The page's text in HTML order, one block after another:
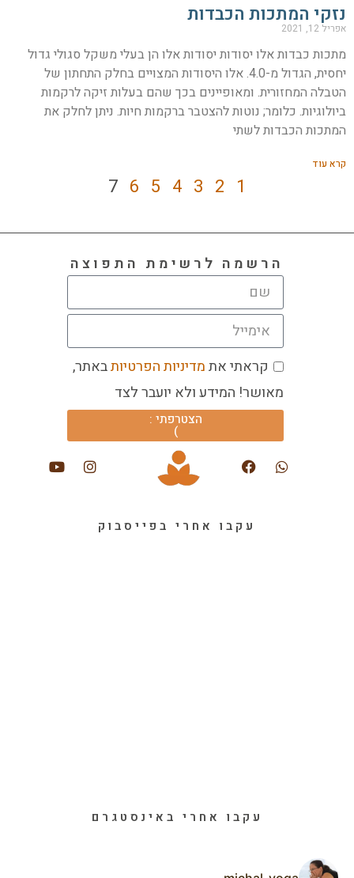
נזקי המתכות הכבדות
אפריל 12, 2021
מתכות כבדות אלו יסודות יסודות אלו הן בעלי משקל סגולי גדול
יחסית, הגדול מ-4.0. אלו היסודות המצויים בחלק התחתון של
הטבלה המחזורית. ומאופיינים בכך שהם בעלות זיקה לרקמות
ביולוגיות. כלומר; נוטות להצטבר ברקמות חיות. ניתן לחלק את
המתכות הכבדות לשתי
קרא עוד
1
2
3
4
5
6
7
הרשמה לרשימת התפוצה
קראתי אתמדיניות הפרטיותבאתר,
מאושר! המידע ולא יועבר לצד
הצטרפתי :
)
עקבו אחרי בפייסבוק
עקבו אחרי באינסטגרם